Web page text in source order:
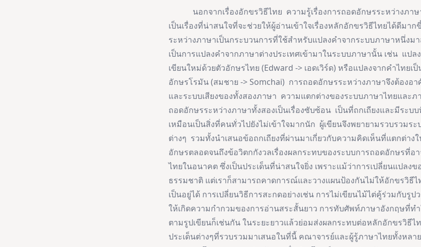
นอกจากเรื่องอักขรวิธีไทย ความรู้เรื่องการถอดอักษรระหว่างภาษ
เป็นเรื่องที่น่าสนใจที่จะช่วยให้ผู้อ่านเข้าใจเรื่องหลักอักขรวิธีไทยได้ดีมา
ระหว่างภาษาเป็นกระบวนการที่ใช้สำหรับแปลงคำจากระบบภาษาหนึ่งม
เป็นการแปลงคำจากภาษาต่างประเทศเข้ามาในระบบภาษานั้น เช่น แป
เขียนใหม่ด้วยตัวอักษรไทย (Edward -> เอดเวิร์ด) หรือแปลงจากคำไทยเ
อักษรโรมัน (สมชาย -> Somchai) การถอดอักษรระหว่างภาษาจึงต้องอา
และระบบเสียงของทั้งสองภาษา ความแตกต่างของระบบภาษาไทยและภ
ถอดอักษรระหว่างภาษาทั้งสองเป็นเรื่องซับซ้อน เป็นที่ถกเถียงและมีระ
เหมือนเป็นสิ่งที่คนทั่วไปยังไม่เข้าใจมากนัก ผู้เขียนจึงพยายามรวบรวมร
ต่างๆ รวมทั้งนำเสนอข้อถกเถียงที่ผ่านมาเกี่ยวกับความคิดเห็นที่แตกต่าง
อักษรตลอดจนถึงข้อวิตกกังวลเรื่องผลกระทบของระบบการถอดอักษรที่อ
ไทยในอนาคต ซึ่งเป็นประเด็นที่น่าสนใจยิ่ง เพราะแม้ว่าการเปลี่ยนแปลงข
ธรรมชาติ แต่เราก็สามารถคาดการณ์และวางแผนป้องกันไม่ให้อักขรวิธีไ
เป็นอยู่ได้ การเปลี่ยนวิธีการสะกดอย่างเช่น การไม่เขียนไม้ไต่คู้ร่วมกับรู
ให้เกิดความกำกวมของการอ่านสระสั้นยาว การทับศัพท์ภาษาอังกฤษที่ทำ
ตามรูปเขียนก็เช่นกัน ในระยะยาวแล้วย่อมส่งผลกระทบต่อหลักอักขรวิธีไ
ประเด็นต่างๆที่รวบรวมมาเสนอในที่นี้ คณาจารย์และผู้รู้ภาษาไทยทั้งหลา